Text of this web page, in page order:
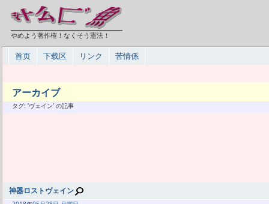
やめよう著作権！なくそう憲法！
首页 下载区 リンク 苦情係
アーカイブ
タグ: ‘ヴェイン’ の記事
神器ロストヴェイン